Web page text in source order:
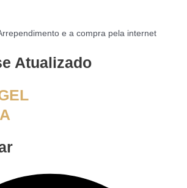
e a compra pela internet
Atualizado